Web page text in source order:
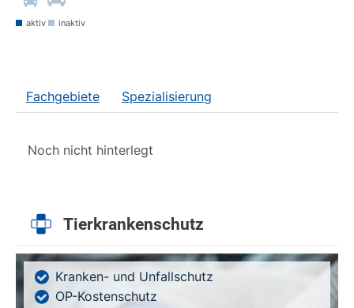
aktiv inaktiv
Fachgebiete Spezialisierung
Noch nicht hinterlegt
Tierkrankenschutz
Kranken- und Unfallschutz
OP-Kostenschutz